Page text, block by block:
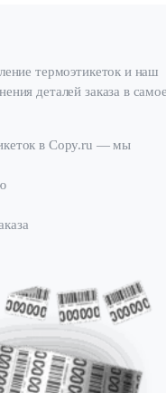
термоэтикеток и наш
деталей заказа в
в Copy.ru — мы